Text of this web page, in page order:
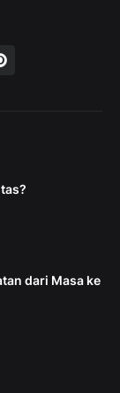
dari Masa ke